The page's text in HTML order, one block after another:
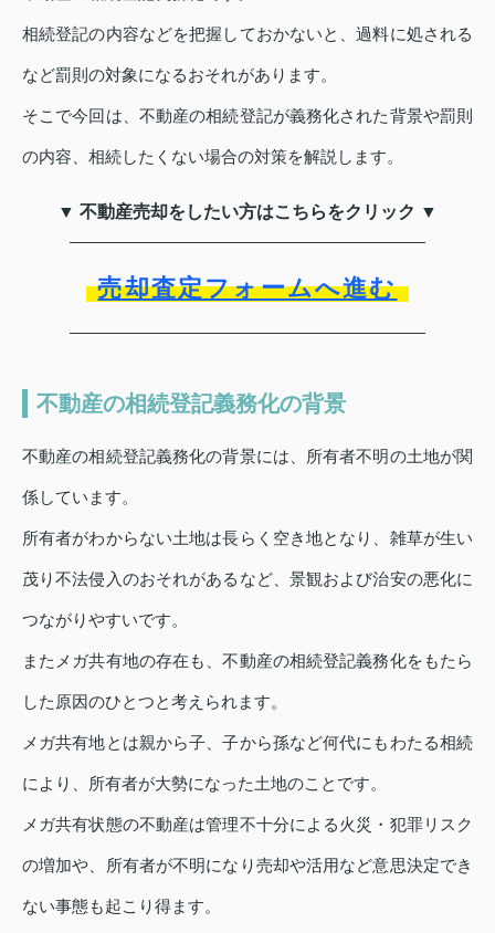
相続登記の内容などを把握しておかないと、過料に処される
など罰則の対象になるおそれがあります。
そこで今回は、不動産の相続登記が義務化された背景や罰則
の内容、相続したくない場合の対策を解説します。
▼ 不動産売却をしたい方はこちらをクリック ▼
売却査定フォームへ進む
不動産の相続登記義務化の背景
不動産の相続登記義務化の背景には、所有者不明の土地が関
係しています。
所有者がわからない土地は長らく空き地となり、雑草が生い
茂り不法侵入のおそれがあるなど、景観および治安の悪化に
つながりやすいです。
またメガ共有地の存在も、不動産の相続登記義務化をもたら
した原因のひとつと考えられます。
メガ共有地とは親から子、子から孫など何代にもわたる相続
により、所有者が大勢になった土地のことです。
メガ共有状態の不動産は管理不十分による火災・犯罪リスク
の増加や、所有者が不明になり売却や活用など意思決定でき
ない事態も起こり得ます。